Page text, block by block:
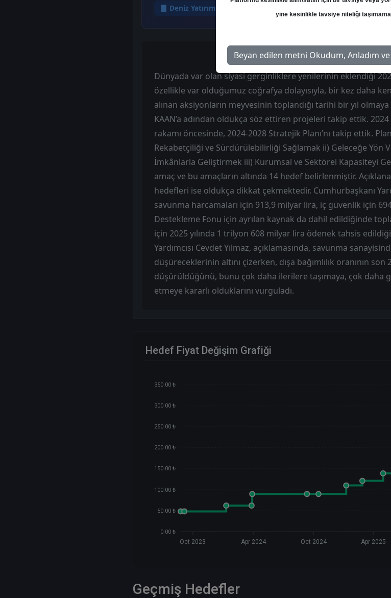
Deniz Yatırım
Dünyada var olan siyasi gerginliklere yenilerinin eklendiği
özellikle var olduğumuz coğrafya dolayısıyla, bir kez daha
alınan aksiyonların meyvesinin toplandığı tarihi bir yıl olmaya
KAAN’a adından oldukça söz ettiren projeleri takip ettik. 2024
rakamı öncesinde, 2024-2028 Stratejik Planı’nı takip ettik.
Rekabetçiliği ve Sürdürülebilirliği Sağlamak ii) Geleceğe Yön
İmkânlarla Geliştirmek iii) Kurumsal ve Sektörel Kapasiteyi
amaç ve bu amaçların altında 14 hedef belirlenmiştir.
hedefleri ise oldukça dikkat çekmektedir. Cumhurbaşkanı
savunma harcamaları için 913,9 milyar lira, iç güvenlik için
Destekleme Fonu için ayrılan kaynak da dahil edildiğinde
için 2025 yılında 1 trilyon 608 milyar lira ödenek tahsis
Yardımcısı Cevdet Yılmaz, açıklamasında, savunma
düşüreceklerinin altını çizerken, dışa bağımlılık oranının son
düşürüldüğünü, bunu çok daha ilerilere taşımaya, çok daha
etmeye kararlı olduklarını vurguladı.
Hedef Fiyat Değişim Grafiği
350.00 ₺
300.00 ₺
250.00 ₺
200.00 ₺
150.00 ₺
100.00 ₺
50.00 ₺
0.00 ₺
Oct 2023 Apr 2024 Oct 2024 Apr 2025
Geçmiş Hedefler
yine kesinlikle tavsiye niteliği